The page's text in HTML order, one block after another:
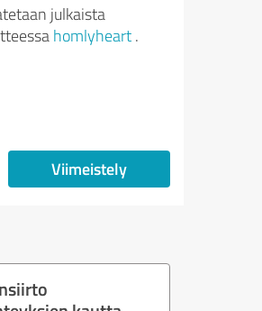
julkaista
homlyheart.
Viimeistely